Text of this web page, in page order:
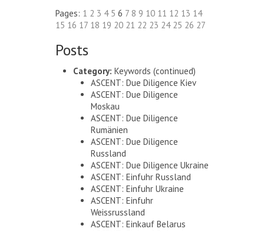
Pages: 1 2 3 4 5 6 7 8 9 10 11 12 13 14
15 16 17 18 19 20 21 22 23 24 25 26 27
Posts
Category: Keywords (continued)
ASCENT: Due Diligence Kiev
ASCENT: Due Diligence
Moskau
ASCENT: Due Diligence
Rumänien
ASCENT: Due Diligence
Russland
ASCENT: Due Diligence Ukraine
ASCENT: Einfuhr Russland
ASCENT: Einfuhr Ukraine
ASCENT: Einfuhr
Weissrussland
ASCENT: Einkauf Belarus